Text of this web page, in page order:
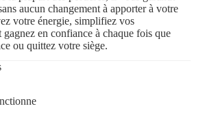
aucun changement à apporter à votre
votre énergie, simplifiez vos
gagnez en confiance à chaque fois que
ou quittez votre siège.